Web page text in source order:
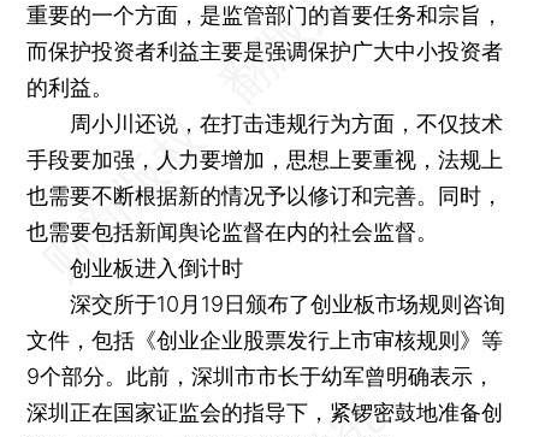
重要的一个方面，是监管部门的首要任务和宗旨，
而保护投资者利益主要是强调保护广大中小投资者
的利益。
周小川还说，在打击违规行为方面，不仅技术
手段要加强，人力要增加，思想上要重视，法规上
也需要不断根据新的情况予以修订和完善。同时，
也需要包括新闻舆论监督在内的社会监督。
创业板进入倒计时
深交所于10月19日颁布了创业板市场规则咨询
文件，包括《创业企业股票发行上市审核规则》等
9个部分。此前，深圳市市长于幼军曾明确表示，
深圳正在国家证监会的指导下，紧锣密鼓地准备创